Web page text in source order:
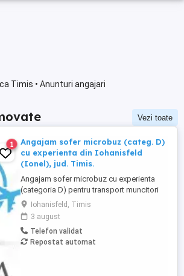
Timis • Anunturi angajari
Vezi toate
1
Angajam sofer microbuz (categ. D)
cu experienta din Iohanisfeld
(Ionel), jud. Timis.
Angajam sofer microbuz cu experienta
(categoria D) pentru transport muncitori
din zona Iohanisfeld (Ionel), jud. Timis, in
regim de curse regulate, conventie
transport angajati. Domiciliu in Iohanisfeld
(Ionel) sau imprejurimi. Salariu negociabil.
Mai multe informatii se pot obtine
Iohanisfeld, Timis
3 august
Telefon validat
Repostat automat